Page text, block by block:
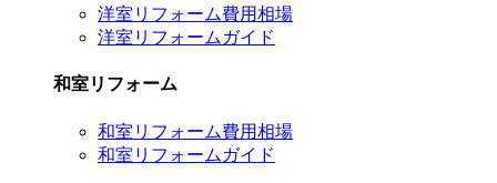
洋室リフォーム費用相場
洋室リフォームガイド
和室リフォーム
和室リフォーム費用相場
和室リフォームガイド